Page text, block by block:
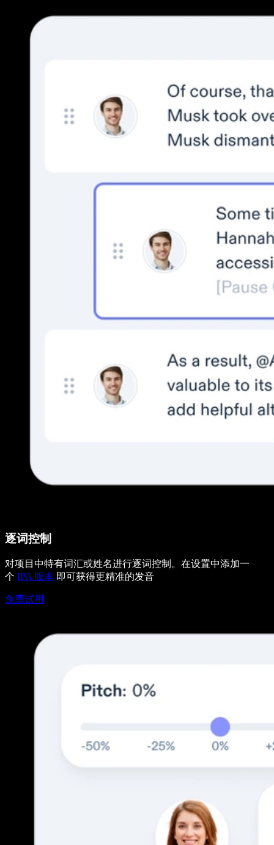
逐词控制
对项目中特有词汇或姓名进行逐词控制。在设置中添加一
个 IPA 版本 即可获得更精准的发音
免费试用